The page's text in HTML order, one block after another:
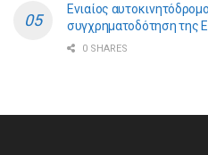
Ενιαίος
συγχρηματοδότηση της
0 SHARES